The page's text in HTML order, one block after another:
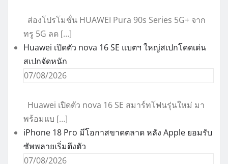
ส่องโปรโมชั่น HUAWEI Pura 90s Series 5G+ จาก
ทรู 5G ลด […]
Huawei เปิดตัว nova 16 SE แบตฯ ใหญ่สเปกโดดเด่น
สเปกจัดหนัก
07/08/2026
Huawei เปิดตัว nova 16 SE สมาร์ทโฟนรุ่นใหม่ มา
พร้อมแบ […]
iPhone 18 Pro มีโอกาสขาดตลาด หลัง Apple ยอมรับ
ซัพพลายเริ่มตึงตัว
07/08/2026